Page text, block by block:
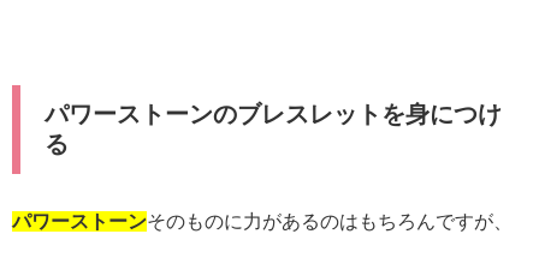
パワーストーンのブレスレットを身につけ
る
パワーストーンそのものに力があるのはもちろんですが、